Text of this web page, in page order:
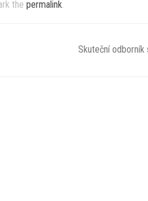
the permalink.
Skuteční odborník